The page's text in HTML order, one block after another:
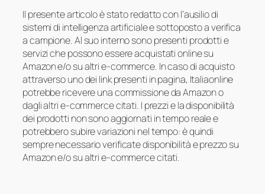
Il presente articolo è stato redatto con l’ausilio di
sistemi di intelligenza artificiale e sottoposto a verifica
a campione. Al suo interno sono presenti prodotti e
servizi che possono essere acquistati online su
Amazon e/o su altri e-commerce. In caso di acquisto
attraverso uno dei link presenti in pagina, Italiaonline
potrebbe ricevere una commissione da Amazon o
dagli altri e-commerce citati. I prezzi e la disponibilità
dei prodotti non sono aggiornati in tempo reale e
potrebbero subire variazioni nel tempo: è quindi
sempre necessario verificate disponibilità e prezzo su
Amazon e/o su altri e-commerce citati.